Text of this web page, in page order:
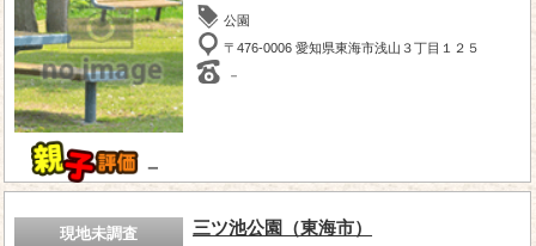
－
公園
〒476-0006 愛知県東海市浅山３丁目１２５
－
現地未調査 三ツ池公園（東海市）